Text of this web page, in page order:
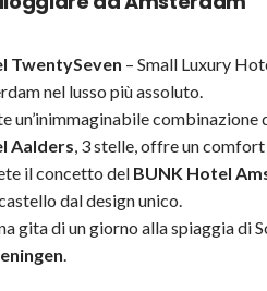
TwentySeven – Small Luxury
nel lusso più assoluto.
un’inimmaginabile combinazione
Aalders, 3 stelle, offre un
il concetto del BUNK Hotel
dal design unico.
gita di un giorno alla spiaggia di
.